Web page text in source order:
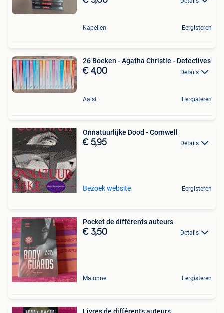
Kapellen Eergisteren
26 Boeken - Agatha Christie - Detectives
€ 4,00 Details
Aalst Eergisteren
Onnatuurlijke Dood - Cornwell
€ 5,95 Details
Bezoek website Eergisteren
Pocket de différents auteurs
€ 3,50 Details
Malonne Eergisteren
Livres de différents auteurs